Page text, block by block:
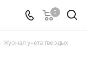
0
Журнал учета твердых